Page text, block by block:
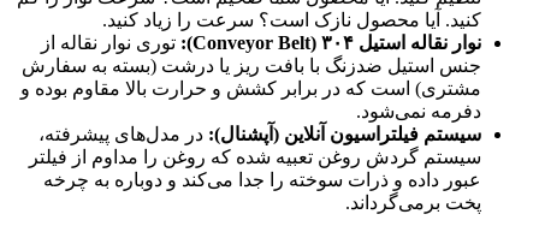
کنید. آیا محصول نازک است؟ سرعت را زیاد کنید.
نوار نقاله استیل ۳۰۴ ( Conveyor Belt
): توری نوار نقاله از
جنس استیل ضدزنگ با بافت ریز یا درشت (بسته به سفارش
مشتری) است که در برابر کشش و حرارت بالا مقاوم بوده و
دفرمه نمی‌شود.
سیستم فیلتراسیون آنلاین (آپشنال): در مدل‌های پیشرفته،
سیستم گردش روغن تعبیه شده که روغن را مداوم از فیلتر
عبور داده و ذرات سوخته را جدا می‌کند و دوباره به چرخه
پخت برمی‌گرداند.